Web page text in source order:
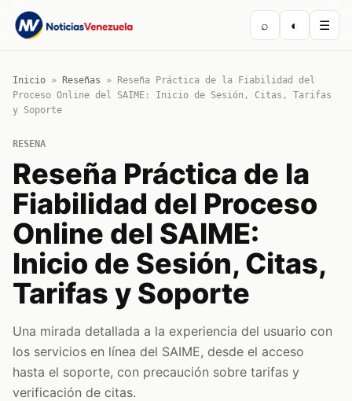
⌕ ◐ ☰
Inicio » Reseñas »
Reseña Práctica de la Fiabilidad del
Proceso Online del SAIME: Inicio de Sesión, Citas, Tarifas
y Soporte
RESENA
Reseña Práctica de la
Fiabilidad del Proceso
Online del SAIME:
Inicio de Sesión, Citas,
Tarifas y Soporte
Una mirada detallada a la experiencia del usuario con
los servicios en línea del SAIME, desde el acceso
hasta el soporte, con precaución sobre tarifas y
verificación de citas.